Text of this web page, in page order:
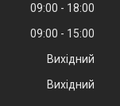
09:00
18:00
09:00
15:00
Вихідний
Вихідний